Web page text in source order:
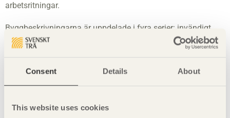
Consent Details About
This website uses cookies
arbetsritningar.
Byggbeskrivningarna är uppdelade i fyra serier: invändigt,
utvändigt, renovering och en allmän om material och
tillbehör och hobbysnickerier.
Byggbeskrivningarna hittar du hos de flesta bygg- och
trävaruhandlare som är medlemmar i projektet Bygg i trä. På
bygghandlare som finns på din ort.